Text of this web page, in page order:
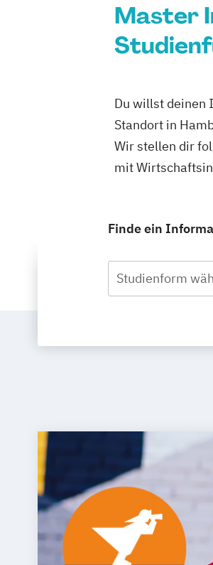
Master
Du willst deinen
Standort in
Wir stellen dir
mit
Finde ein
Studienform